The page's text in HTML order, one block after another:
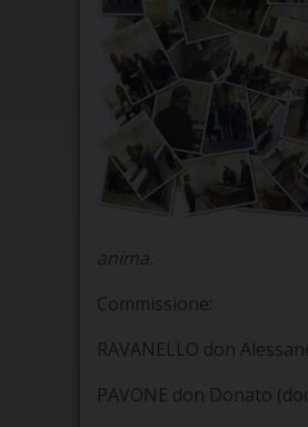
anima.
Commissione:
RAVANELLO don
PAVONE don Donato